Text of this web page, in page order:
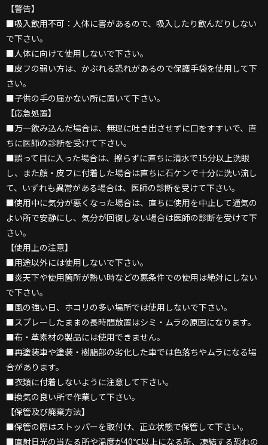
【警告】
■吸入飲用不可：人体に害があるので、吸入したり飲んだりしない
で下さい。
■人体に向けて使用しないで下さい。
■皮フの弱い方は、かぶれる恐れがあるので保護手袋を使用して下
さい。
■子供の手の届かない所に置いて下さい。
【応急処置】
■万一飲み込んだ場合は、無理に吐き出させずに口をすすいで、直
ちに医師の診断を受けて下さい。
■誤って目に入った場合は、擦らずに直ちに清水で15分以上洗眼
し、また顔・皮フに付着した場合は直ちに石ケンで十分に洗い流し
て、いずれも異常がある場合は、医師の診断を受けて下さい。
■使用中に気分が悪くなった場合は、直ちに使用を中止して通気の
よい所で安静にし、気分が回復しない場合は医師の診断を受けて下
さい。
【使用上の注意】
■用途以外には使用しないで下さい。
■炎天下や使用箇所が熱い時などの悪条件での使用は絶対にしない
で下さい。
■風の強い日、ホコリの多い場所では使用しないで下さい。
■スプレーしたままの長時間放置はシミ・ムラの原因になります。
■布・革素材の製品には使用できません。
■再塗装車や塗装・樹脂部の劣化した車では色落ちやムラになる場
合があります。
■衣類に付着しないように注意して下さい。
■換気の良い所で作業して下さい。
【保管及び廃棄方法】
■保管の際はストッパーを取付け、正立状態で保管して下さい。
■直射日光の当たる所や温度が40℃以上になる所、凍結する恐れの